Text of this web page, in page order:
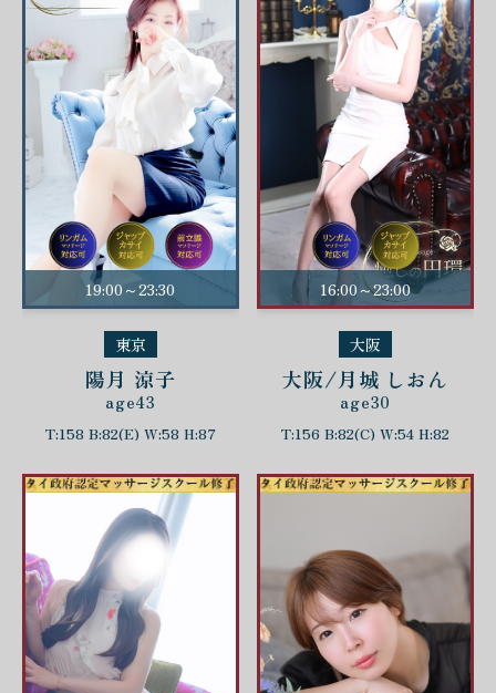
19:00～23:30
東京
陽月 涼子
age43
T:158 B:82(E) W:58 H:87
16:00～23:00
大阪
大阪/月城 しおん
age30
T:156 B:82(C) W:54 H:82